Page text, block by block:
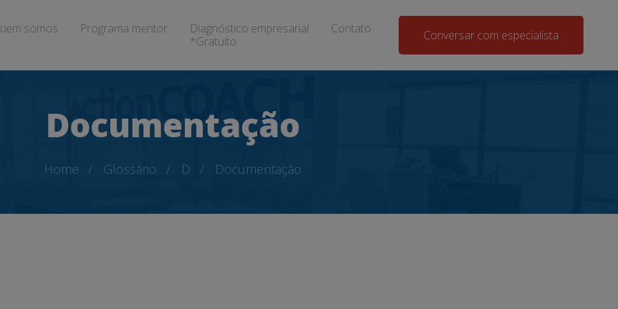
somos Programa mentor
Diagnóstico empresarial
*Gratuito
Contato Conversar com especialista
Documentação
Home Glossário D Documentação